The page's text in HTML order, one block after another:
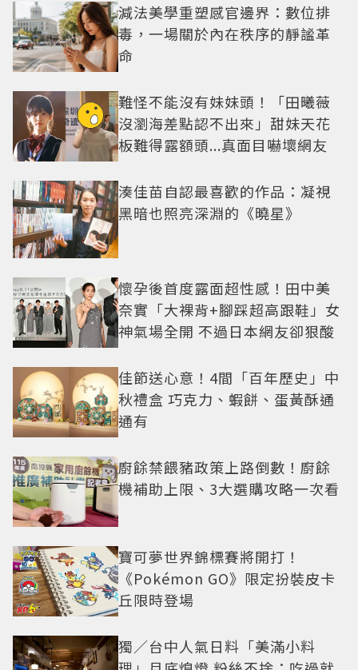
減法美學重塑感官邊界：數位排
毒，一場關於內在秩序的靜謐革
命
難怪不能沒有妹妹頭！「田曦薇
沒瀏海差點認不出來」甜妹天花
板難得露額頭...真面目嚇壞網友
湊佳苗自認最喜歡的作品：凝視
黑暗也照亮深淵的《曉星》
懷孕後首度露面超性感！田中美
奈實「大裸背+腳踩超高跟鞋」女
神氣場全開 不過日本網友卻狠酸
佳節送心意！4間「百年歷史」中
秋禮盒 巧克力、蝦餅、蛋黃酥通
通有
廚餘禁餵豬政策上路倒數！廚餘
機補助上限、3大選購攻略一次看
寶可夢世界錦標賽將開打！
《Pokémon GO》限定扮裝皮卡
丘限時登場
獨／台中人氣日料「美滿小料